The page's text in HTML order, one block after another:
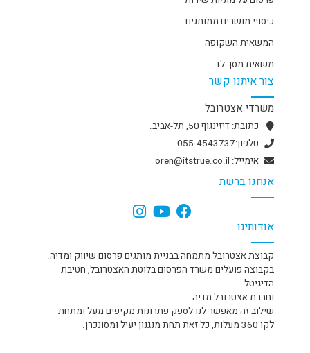
אודותינו
קבוצת אצטרובל מתמחה בבניית מותגים פרסום שיווק ומדיה.
בקבוצה פועלים משרד הפרסום בלוטת האצטרובל, חטיבת
הדיגיטל
וחברת אצטרובל מדיה.
שילוב זה מאפשר לנו לספק פתרונות מקיפים מעל ומתחת
לקו 360 מעלות, כל זאת תחת מנגנון יעיל ומסונכרן.
צור איתנו קשר
משרדי אצטרובל
כתובת: דיזינגוף 50, תל-אביב.
טלפון:055-4543737
אימייל: oren@itstrue.co.il
אנחנו ברשת
כיסויי מושבים ממותגים
המשאית השקופה
משאית מסך לד